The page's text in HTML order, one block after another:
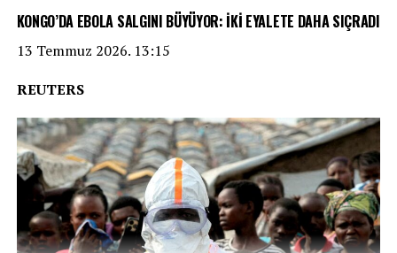
KONGO’DA EBOLA SALGINI BÜYÜYOR: İKİ EYALETE DAHA SIÇRADI
13 Temmuz 2026. 13:15
REUTERS